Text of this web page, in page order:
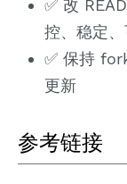
✅ 改
控、稳定
✅ 保持
更新
参考链接